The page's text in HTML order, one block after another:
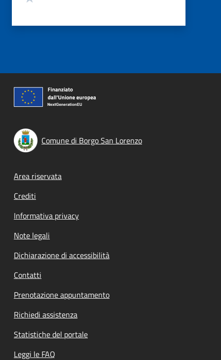
Comune di Borgo San Lorenzo
Footer menu
Area riservata
Crediti
Informativa privacy
Note legali
Dichiarazione di accessibilità
Contatti
Prenotazione appuntamento
Richiedi assistenza
Statistiche del portale
Leggi le FAQ